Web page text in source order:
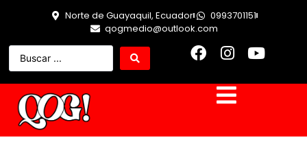
Norte de Guayaquil, Ecuador
0993701151
qogmedio@outlook.com